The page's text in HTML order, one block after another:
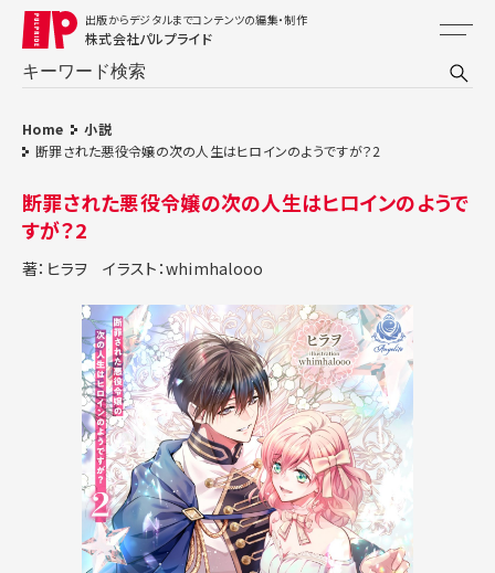
出版からデジタルまでコンテンツの編集・制作
株式会社パルプライド
Home
小説
断罪された悪役令嬢の次の人生はヒロインのようですが？2
断罪された悪役令嬢の次の人生はヒロインのようで
すが？2
著：ヒラヲ イラスト：whimhalooo